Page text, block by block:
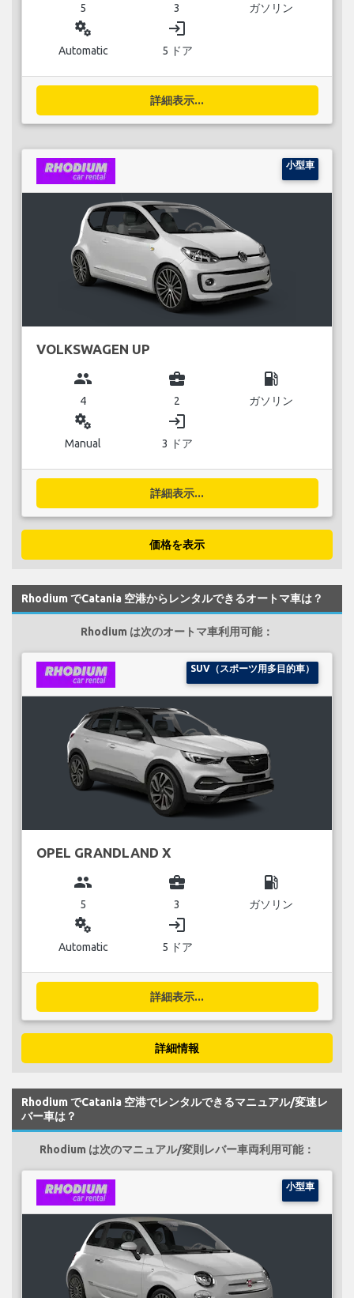
5 3 ガソリン
miscellaneous_services
Automatic
login
5 ドア
詳細表示...
小型車
VOLKSWAGEN UP
group
4
business_center
2
local_gas_station
ガソリン
miscellaneous_services
Manual
login
3 ドア
詳細表示...
価格を表示
Rhodium でCatania 空港からレンタルできるオートマ車は？
Rhodium は次のオートマ車利用可能：
SUV（スポーツ用多目的車）
OPEL GRANDLAND X
group
5
business_center
3
local_gas_station
ガソリン
miscellaneous_services
Automatic
login
5 ドア
詳細表示...
詳細情報
Rhodium でCatania 空港でレンタルできるマニュアル/変速レ
バー車は？
Rhodium は次のマニュアル/変則レバー車両利用可能：
小型車